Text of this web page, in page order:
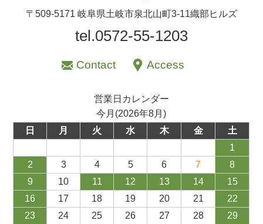
〒509-5171 岐阜県土岐市泉北山町3-11織部ヒルズ
tel.0572-55-1203
Contact Access
営業日カレンダー
今月(2026年8月)
日
月 火 水 木 金
土
1
2
3 4 5 6 7
8
9
10 11 12 13 14
15
16
17 18 19 20 21
22
23
24 25 26 27 28 29